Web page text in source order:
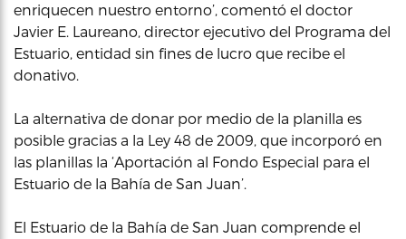
enriquecen nuestro entorno’, comentó el doctor
Javier E. Laureano, director ejecutivo del Programa del
Estuario, entidad sin fines de lucro que recibe el
donativo.
La alternativa de donar por medio de la planilla es
posible gracias a la Ley 48 de 2009, que incorporó en
las planillas la ‘Aportación al Fondo Especial para el
Estuario de la Bahía de San Juan’.
El Estuario de la Bahía de San Juan comprende el